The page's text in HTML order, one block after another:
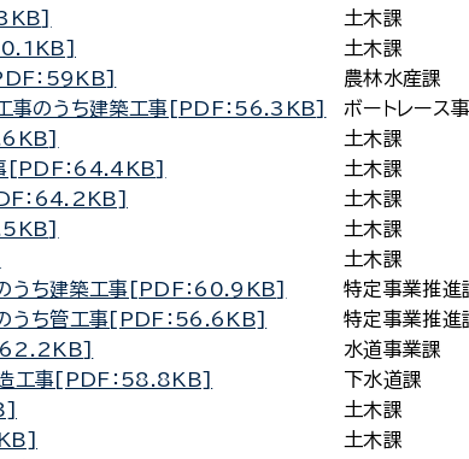
土木課
土木課
：59KB]
農林水産課
工事のうち建築工事[PDF：56.3KB]
ボートレース
土木課
[PDF：64.4KB]
土木課
：64.2KB]
土木課
土木課
土木課
うち建築工事[PDF：60.9KB]
特定事業推進
うち管工事[PDF：56.6KB]
特定事業推進
62.2KB]
水道事業課
工事[PDF：58.8KB]
下水道課
土木課
土木課